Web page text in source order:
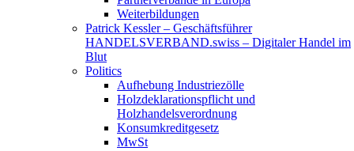
Weiterbildungen
Patrick Kessler – Geschäftsführer
HANDELSVERBAND.swiss – Digitaler Handel im
Blut
Politics
Aufhebung Industriezölle
Holzdeklarationspflicht und
Holzhandelsverordnung
Konsumkreditgesetz
MwSt